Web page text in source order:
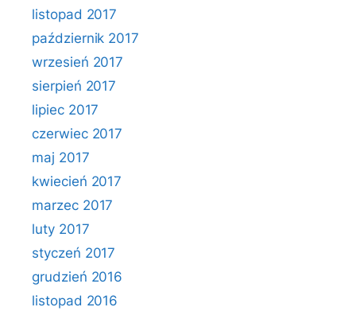
listopad 2017
październik 2017
wrzesień 2017
sierpień 2017
lipiec 2017
czerwiec 2017
maj 2017
kwiecień 2017
marzec 2017
luty 2017
styczeń 2017
grudzień 2016
listopad 2016